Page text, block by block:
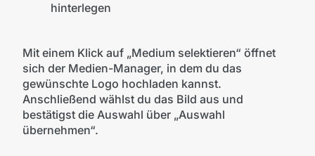
hinterlegen
Mit einem Klick auf „Medium selektieren“ öffnet
sich der Medien-Manager, in dem du das
gewünschte Logo hochladen kannst.
Anschließend wählst du das Bild aus und
bestätigst die Auswahl über „Auswahl
übernehmen“.